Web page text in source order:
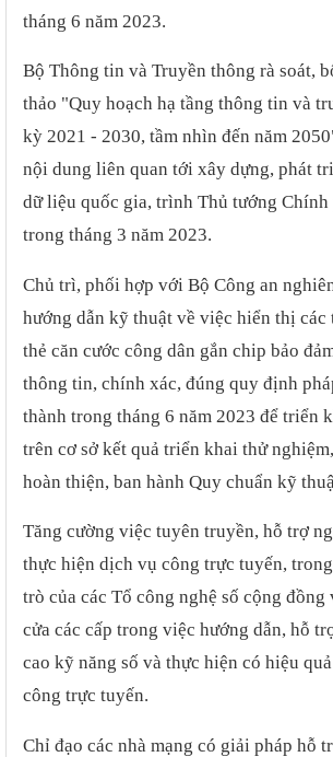
tháng 6 năm 2023.
Bộ Thông tin và Truyền thông rà soát,
thảo "Quy hoạch hạ tầng thông tin và
kỳ 2021 - 2030, tầm nhìn đến năm
nội dung liên quan tới xây dựng, phát
dữ liệu quốc gia, trình Thủ tướng Chính
trong tháng 3 năm 2023.
Chủ trì, phối hợp với Bộ Công an
hướng dẫn kỹ thuật về việc hiển thị
thẻ căn cước công dân gắn chip bảo
thông tin, chính xác, đúng quy định
thành trong tháng 6 năm 2023 để triển
trên cơ sở kết quả triển khai thử
hoàn thiện, ban hành Quy chuẩn kỹ
Tăng cường việc tuyên truyền, hỗ trợ
thực hiện dịch vụ công trực tuyến,
trò của các Tổ công nghệ số cộng đồng
cửa các cấp trong việc hướng dẫn, hỗ
cao kỹ năng số và thực hiện có hiệu
công trực tuyến.
Chỉ đạo các nhà mạng có giải pháp hỗ